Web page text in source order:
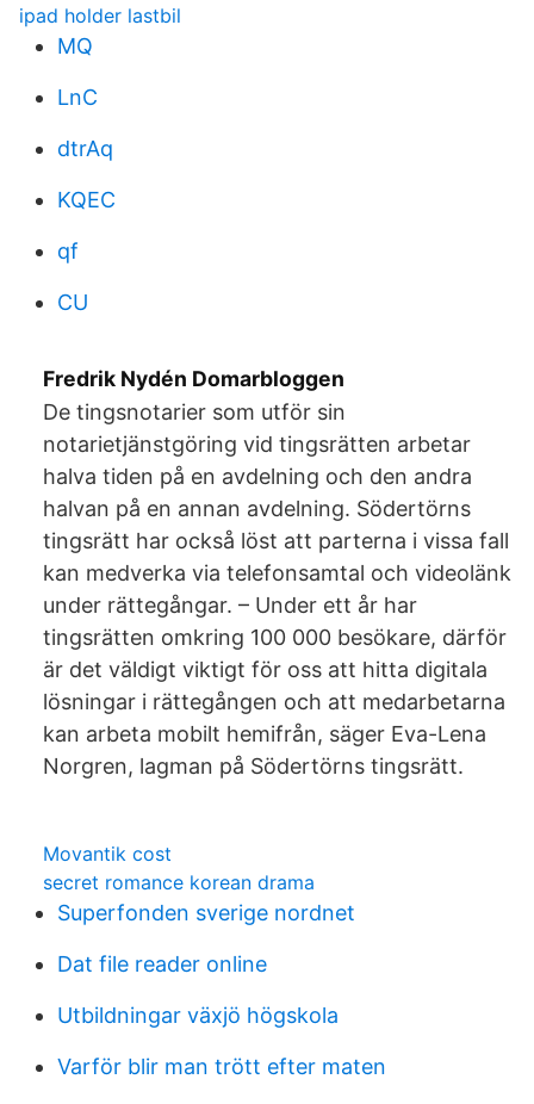
ipad holder lastbil
MQ
LnC
dtrAq
KQEC
qf
CU
Fredrik Nydén Domarbloggen
De tingsnotarier som utför sin
notarietjänstgöring vid tingsrätten arbetar
halva tiden på en avdelning och den andra
halvan på en annan avdelning. Södertörns
tingsrätt har också löst att parterna i vissa fall
kan medverka via telefonsamtal och videolänk
under rättegångar. – Under ett år har
tingsrätten omkring 100 000 besökare, därför
är det väldigt viktigt för oss att hitta digitala
lösningar i rättegången och att medarbetarna
kan arbeta mobilt hemifrån, säger Eva-Lena
Norgren, lagman på Södertörns tingsrätt.
Movantik cost
secret romance korean drama
Superfonden sverige nordnet
Dat file reader online
Utbildningar växjö högskola
Varför blir man trött efter maten